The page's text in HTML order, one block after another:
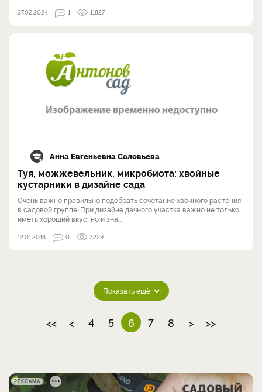
27.02.2024 1 11827
Анна Евгеньевна Соловьева
Туя, можжевельник, микробиота: хвойные
кустарники в дизайне сада
Очень важно правильно подобрать сочетание хвойного растения
в садовой группе. При дизайне дачного участка важно не только
иметь хороший вкус, но и зна...
12.01.2018 0 3229
Показать ещё
<< < 4 5 6 7 8 > >>
РЕКЛАМА